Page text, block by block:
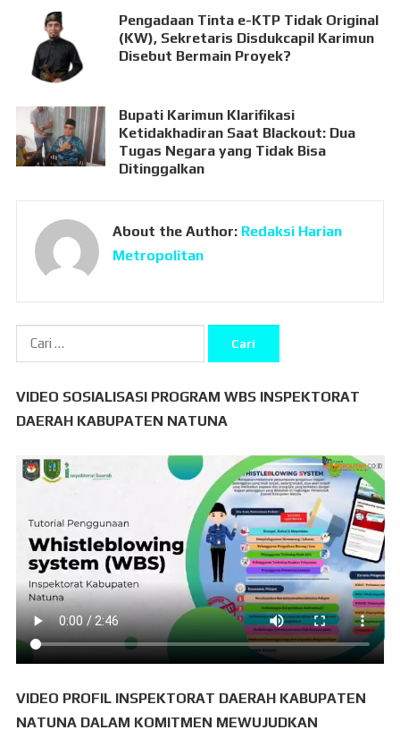
Pengadaan Tinta e-KTP Tidak Original
(KW), Sekretaris Disdukcapil Karimun
Disebut Bermain Proyek?
Bupati Karimun Klarifikasi
Ketidakhadiran Saat Blackout: Dua
Tugas Negara yang Tidak Bisa
Ditinggalkan
About the Author: Redaksi Harian
Metropolitan
Cari
untuk:
VIDEO SOSIALISASI PROGRAM WBS INSPEKTORAT
DAERAH KABUPATEN NATUNA
VIDEO PROFIL INSPEKTORAT DAERAH KABUPATEN
NATUNA DALAM KOMITMEN MEWUJUDKAN